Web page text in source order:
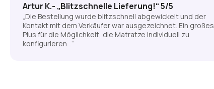
Artur K.- „Blitzschnelle Lieferung!“ 5/5
„Die Bestellung wurde blitzschnell abgewickelt und der
Kontakt mit dem Verkäufer war ausgezeichnet. Ein großes
Plus für die Möglichkeit, die Matratze individuell zu
konfigurieren…“